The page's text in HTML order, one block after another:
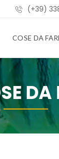
(+39)
COSE DA
DA